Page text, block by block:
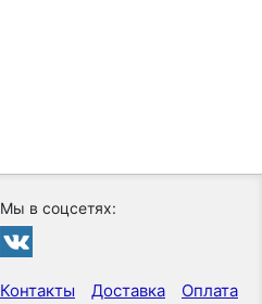
Мы в соцсетях:
Контакты Доставка Оплата